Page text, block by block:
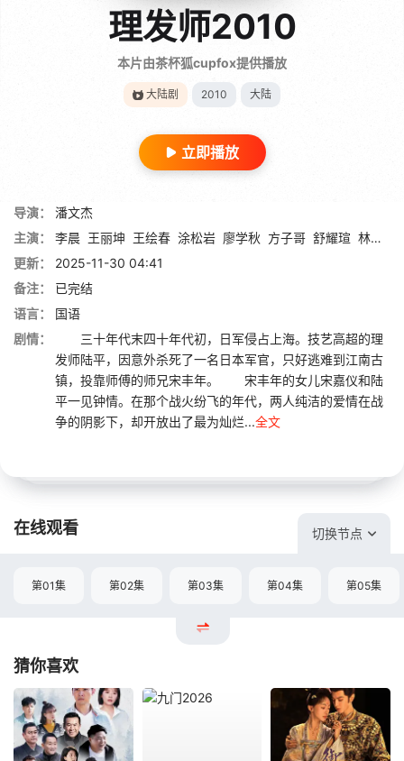
理发师2010
本片由茶杯狐cupfox提供播放
大陆剧 2010 大陆
立即播放
导演：
潘文杰
主演：
李晨 王丽坤 王绘春 涂松岩 廖学秋 方子哥 舒耀瑄 林栋甫
更新：
2025-11-30 04:41
备注：
已完结
语言：
国语
剧情：
三十年代末四十年代初，日军侵占上海。技艺高超的理
发师陆平，因意外杀死了一名日本军官，只好逃难到江南古
镇，投靠师傅的师兄宋丰年。 宋丰年的女儿宋嘉仪和陆
平一见钟情。在那个战火纷飞的年代，两人纯洁的爱情在战
争的阴影下，却开放出了最为灿烂...全文
在线观看 切换节点
第01集 第02集 第03集 第04集 第05集
猜你喜欢